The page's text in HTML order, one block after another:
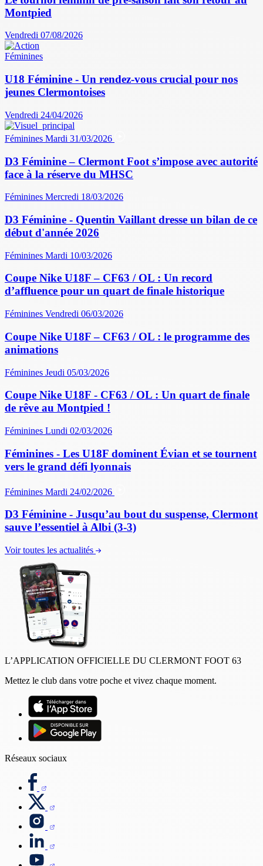
Montpied
Vendredi 07/08/2026
Féminines
U18 Féminine - Un rendez-vous crucial pour nos
jeunes Clermontoises
Vendredi 24/04/2026
Féminines Mardi 31/03/2026
D3 Féminine – Clermont Foot s’impose avec autorité
face à la réserve du MHSC
Féminines Mercredi 18/03/2026
D3 Féminine - Quentin Vaillant dresse un bilan de ce
début d'année 2026
Féminines Mardi 10/03/2026
Coupe Nike U18F – CF63 / OL : Un record
d’affluence pour un quart de finale historique
Féminines Vendredi 06/03/2026
Coupe Nike U18F – CF63 / OL : le programme des
animations
Féminines Jeudi 05/03/2026
Coupe Nike U18F - CF63 / OL : Un quart de finale
de rêve au Montpied !
Féminines Lundi 02/03/2026
Féminines - Les U18F dominent Évian et se tournent
vers le grand défi lyonnais
Féminines Mardi 24/02/2026
D3 Féminine - Jusqu’au bout du suspense, Clermont
sauve l’essentiel à Albi (3-3)
Voir toutes les actualités
L’APPLICATION OFFICIELLE DU CLERMONT FOOT 63
Mettez le club dans votre poche et vivez chaque moment.
Réseaux sociaux